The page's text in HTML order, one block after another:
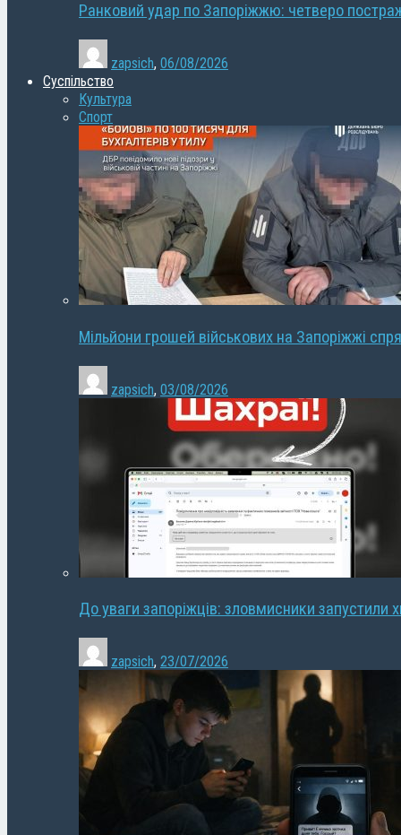
Ранковий удар по Запоріжжю: четверо
zapsich, 06/08/2026
Суспільство
Культура
Спорт
Мільйони грошей військових на Запоріжжі
zapsich, 03/08/2026
До уваги запоріжців: зловмисники запустили
zapsich, 23/07/2026